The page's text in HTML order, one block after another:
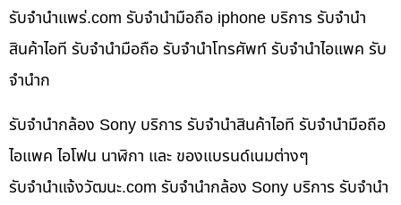
รับจํานําแพร่.com รับจำนำมือถือ iphone บริการ รับจำนำ
สินค้าไอที รับจำนำมือถือ รับจำนำโทรศัพท์ รับจำนำไอแพค รับ
จำนำก
รับจำนำกล้อง Sony บริการ รับจำนำสินค้าไอที รับจำนำมือถือ
ไอแพค ไอโฟน นาฬิกา และ ของแบรนด์เนมต่างๆ
รับจํานําแจ้งวัฒนะ.com รับจำนำกล้อง Sony บริการ รับจำนำ